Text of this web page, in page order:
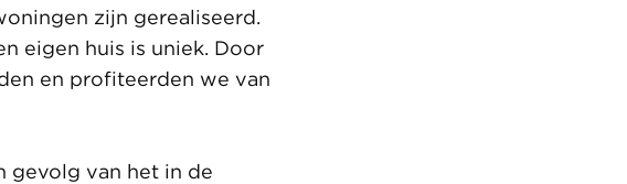
zijn gerealiseerd.
eigen huis is uniek. Door
en profiteerden we van
gevolg van het in de